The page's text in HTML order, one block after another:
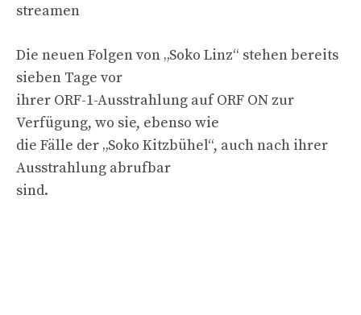
streamen
Die neuen Folgen von „Soko Linz“ stehen bereits
sieben Tage vor
ihrer ORF-1-Ausstrahlung auf ORF ON zur
Verfügung, wo sie, ebenso wie
die Fälle der „Soko Kitzbühel“, auch nach ihrer
Ausstrahlung abrufbar
sind.